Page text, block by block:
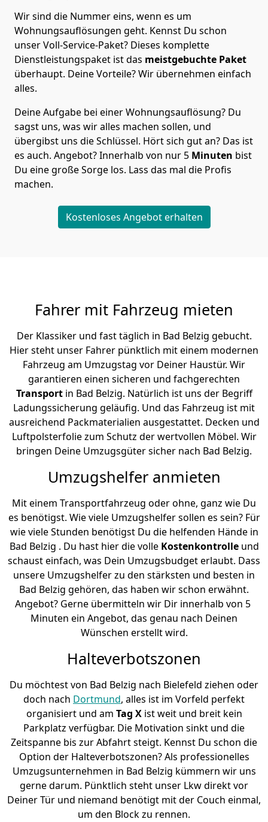
Wir sind die Nummer eins, wenn es um
Wohnungsauflösungen geht. Kennst Du schon
unser Voll-Service-Paket? Dieses komplette
Dienstleistungspaket ist das meistgebuchte Paket
überhaupt. Deine Vorteile? Wir übernehmen einfach
alles.
Deine Aufgabe bei einer Wohnungsauflösung? Du
sagst uns, was wir alles machen sollen, und
übergibst uns die Schlüssel. Hört sich gut an? Das ist
es auch. Angebot? Innerhalb von nur 5 Minuten bist
Du eine große Sorge los. Lass das mal die Profis
machen.
Kostenloses Angebot erhalten
Fahrer mit Fahrzeug mieten
Der Klassiker und fast täglich in Bad Belzig gebucht.
Hier steht unser Fahrer pünktlich mit einem modernen
Fahrzeug am Umzugstag vor Deiner Haustür. Wir
garantieren einen sicheren und fachgerechten
Transportin Bad Belzig. Natürlich ist uns der Begriff
Ladungssicherung geläufig. Und das Fahrzeug ist mit
ausreichend Packmaterialien ausgestattet. Decken und
Luftpolsterfolie zum Schutz der wertvollen Möbel. Wir
bringen Deine Umzugsgüter sicher nach Bad Belzig.
Umzugshelfer anmieten
Mit einem Transportfahrzeug oder ohne, ganz wie Du
es benötigst. Wie viele Umzugshelfer sollen es sein? Für
wie viele Stunden benötigst Du die helfenden Hände in
Bad Belzig . Du hast hier die volle Kostenkontrolleund
schaust einfach, was Dein Umzugsbudget erlaubt. Dass
unsere Umzugshelfer zu den stärksten und besten in
Bad Belzig gehören, das haben wir schon erwähnt.
Angebot? Gerne übermitteln wir Dir innerhalb von 5
Minuten ein Angebot, das genau nach Deinen
Wünschen erstellt wird.
Halteverbotszonen
Du möchtest von Bad Belzig nach Bielefeld ziehen oder
doch nach Dortmund, alles ist im Vorfeld perfekt
organisiert und am Tag Xist weit und breit kein
Parkplatz verfügbar. Die Motivation sinkt und die
Zeitspanne bis zur Abfahrt steigt. Kennst Du schon die
Option der Halteverbotszonen? Als professionelles
Umzugsunternehmen in Bad Belzig kümmern wir uns
gerne darum. Pünktlich steht unser Lkw direkt vor
Deiner Tür und niemand benötigt mit der Couch einmal,
um den Block zu rennen.